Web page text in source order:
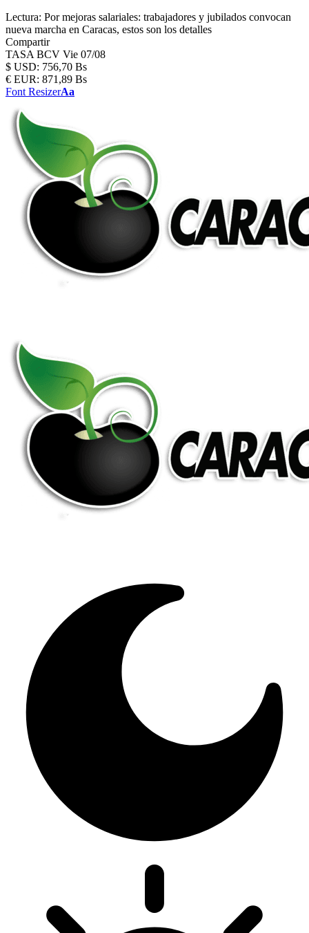
Lectura: Por mejoras salariales: trabajadores y jubilados convocan
nueva marcha en Caracas, estos son los detalles
Compartir
TASA BCV Vie 07/08
$ USD: 756,70 Bs
€ EUR: 871,89 Bs
Font ResizerAa